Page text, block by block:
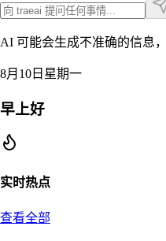
AI 可能会生成不准确的信息
8月10日星期一
早上好
实时热点
查看全部